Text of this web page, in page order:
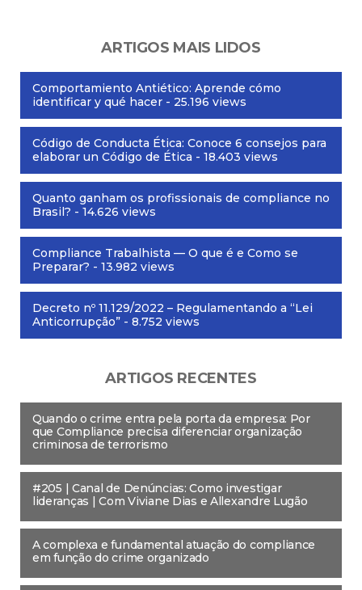
ARTIGOS MAIS LIDOS
Comportamiento Antiético: Aprende cómo
identificar y qué hacer - 25.196 views
Código de Conducta Ética: Conoce 6 consejos para
elaborar un Código de Ética - 18.403 views
Quanto ganham os profissionais de compliance no
Brasil? - 14.626 views
Compliance Trabalhista — O que é e Como se
Preparar? - 13.982 views
Decreto nº 11.129/2022 – Regulamentando a “Lei
Anticorrupção” - 8.752 views
ARTIGOS RECENTES
Quando o crime entra pela porta da empresa: Por
que Compliance precisa diferenciar organização
criminosa de terrorismo
#205 | Canal de Denúncias: Como investigar
lideranças | Com Viviane Dias e Allexandre Lugão
A complexa e fundamental atuação do compliance
em função do crime organizado